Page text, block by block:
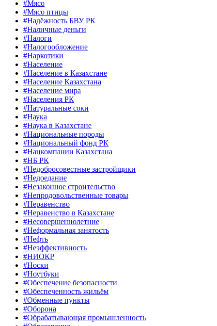
#Мясо
#Мясо птицы
#Надёжность БВУ РК
#Наличные деньги
#Налоги
#Налогообложение
#Наркотики
#Население
#Население в Казахстане
#Население Казахстана
#Население мира
#Населения РК
#Натуральные соки
#Наука
#Наука в Казахстане
#Национальные породы
#Национальный фонд РК
#Нацкомпании Казахстана
#НБ РК
#Недобросовестные застройщики
#Недоедание
#Незаконное строительство
#Непродовольственные товары
#Неравенство
#Неравенство в Казахстане
#Несовершеннолетние
#Неформальная занятость
#Нефть
#Неэффективность
#НИОКР
#Носки
#Ноутбуки
#Обеспечение безопасности
#Обеспеченность жильём
#Обменные пункты
#Оборона
#Обрабатывающая промышленность